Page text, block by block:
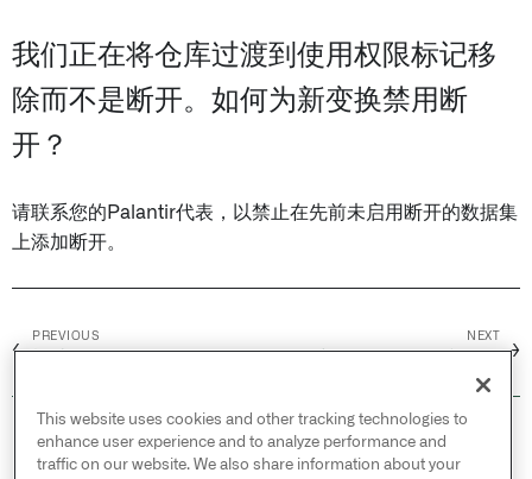
我们正在将仓库过渡到使用权限标记移
除而不是断开。如何为新变换禁用断
开？
请联系您的Palantir代表，以禁止在先前未启用断开的数据集
上添加断开。
←
PREVIOUS NEXT
→
© 2026 Palantir Technologies Inc. All rights
reserved.
This website uses cookies and other tracking technologies to
enhance user experience and to analyze performance and
traffic on our website. We also share information about your